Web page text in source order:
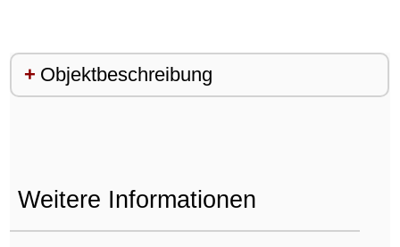
Objektbeschreibung
Weitere Informationen